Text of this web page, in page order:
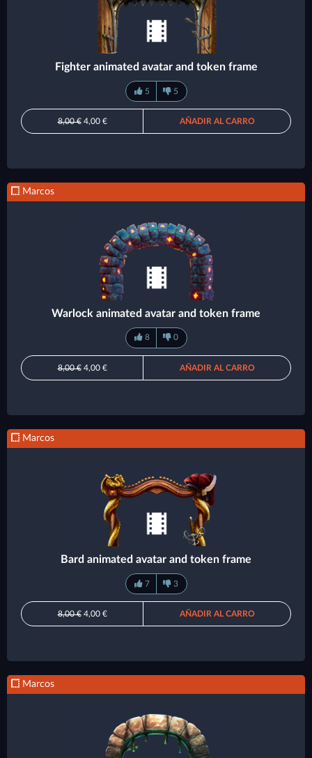
Fighter animated avatar and token frame
5 5
8,00 €4,00 € AÑADIR AL CARRO
Marcos
Warlock animated avatar and token frame
8 0
8,00 €4,00 € AÑADIR AL CARRO
Marcos
Bard animated avatar and token frame
7 3
8,00 €4,00 € AÑADIR AL CARRO
Marcos